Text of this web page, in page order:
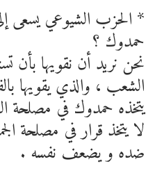
* الحزب الشيوعي
حمدوك ؟
نحن نريد أن نقويها بأن
الشعب ، والذي يقويها
يتخذه حمدوك في مصلحة
لا يتخذ قرار في مصلحة
ضده و يضعف نفسه .